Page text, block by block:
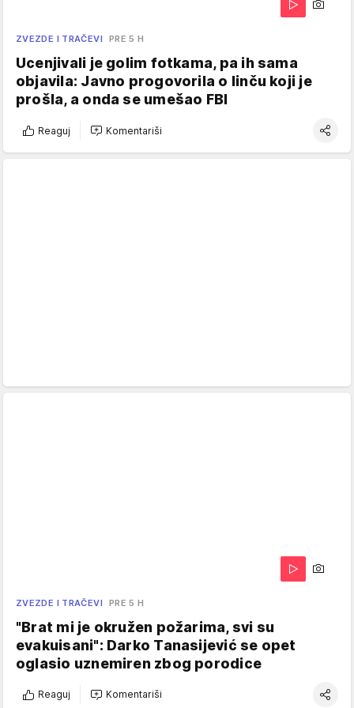
ZVEZDE I TRAČEVI PRE 5 H
Ucenjivali je golim fotkama, pa ih sama
objavila: Javno progovorila o linču koji je
prošla, a onda se umešao FBI
Reaguj Komentariši
ZVEZDE I TRAČEVI PRE 5 H
"Brat mi je okružen požarima, svi su
evakuisani": Darko Tanasijević se opet
oglasio uznemiren zbog porodice
Reaguj Komentariši